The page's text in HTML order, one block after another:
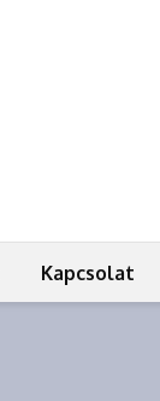
Kapcsolat